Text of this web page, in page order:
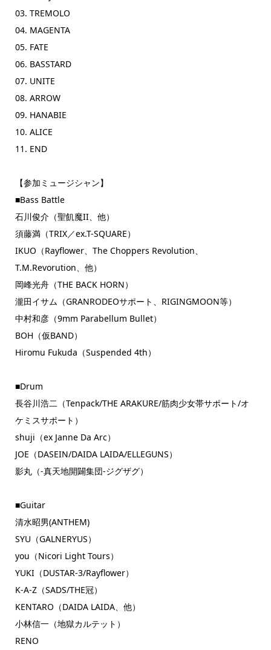
03. TREMOLO
04. MAGENTA
05. FATE
06. BASSTARD
07. UNITE
08. ARROW
09. HANABIE
10. ALICE
11. END
【参加ミュージシャン】
■Bass Battle
石川俊介（聖飢魔II、他）
須藤満（TRIX／ex.T-SQUARE）
IKUO（Rayflower、The Choppers Revolution、
T.M.Revorution、他）
岡峰光舟（THE BACK HORN）
瀧田イサム（GRANRODEOサポート、RIGINGMOON等）
中村和彦（9mm Parabellum Bullet）
BOH（仮BAND）
Hiromu Fukuda（Suspended 4th）
■Drum
長谷川浩二（Tenpack/THE ARAKURE/筋肉少女帯サポート/オ
ケミスサポート）
shuji（ex Janne Da Arc）
JOE（DASEIN/DAIDA LAIDA/ELLEGUNS）
影丸（-真天地開闢集団-ジグザグ）
■Guitar
清水昭男(ANTHEM)
SYU（GALNERYUS）
you（Nicori Light Tours）
YUKI（DUSTAR-3/Rayflower）
K-A-Z（SADS/THE冠）
KENTARO（DAIDA LAIDA、他）
小林信一（地獄カルテット）
RENO